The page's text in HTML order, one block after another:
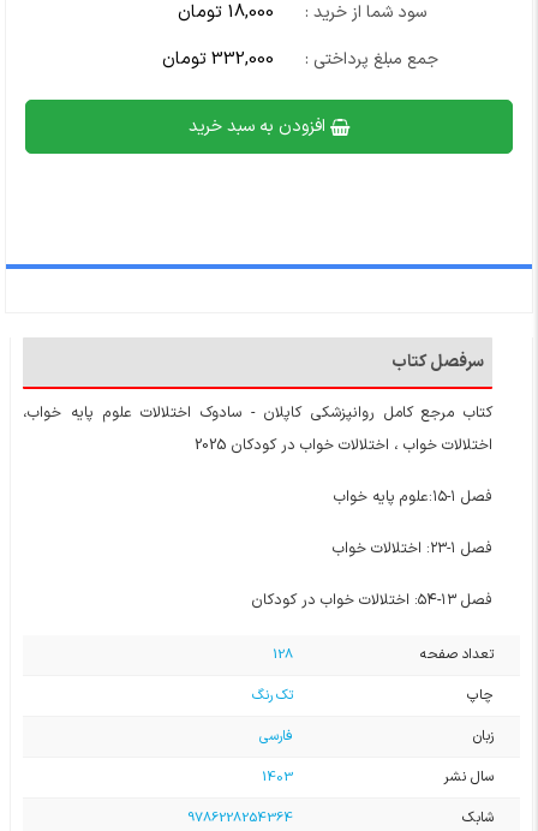
سود شما از خرید : 18,000 تومان
جمع مبلغ پرداختی : 332,000 تومان
افزودن به سبد خرید
سرفصل کتاب
کتاب مرجع کامل روانپزشکی کاپلان - سادوک اختلالات علوم پایه خواب،
اختلالات خواب ، اختلالات خواب در کودکان 2025
فصل ۱-۱۵:علوم پایه خواب
فصل ۱-۲۳: اختلالات خواب
فصل ١٣-٥٤: اختلالات خواب در کودکان
تعداد صفحه
128
چاپ
تک رنگ
زبان
فارسی
سال نشر
1403
شابک
9786228254364